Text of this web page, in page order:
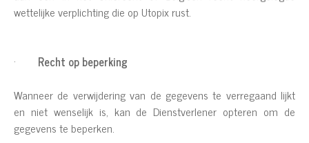
wettelijke verplichting die op Utopix rust.
· Recht op beperking
Wanneer de verwijdering van de gegevens te verregaand lijkt
en niet wenselijk is, kan de Dienstverlener opteren om de
gegevens te beperken.